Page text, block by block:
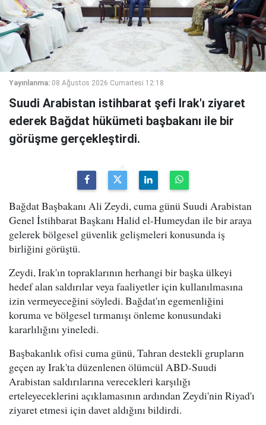
Yayınlanma: 08 Ağustos 2026 Cumartesi 12:18
Suudi Arabistan istihbarat şefi Irak'ı ziyaret
ederek Bağdat hükümeti başbakanı ile bir
görüşme gerçekleştirdi.
Bağdat Başbakanı Ali Zeydi, cuma günü Suudi Arabistan
Genel İstihbarat Başkanı Halid el-Humeydan ile bir araya
gelerek bölgesel güvenlik gelişmeleri konusunda iş
birliğini görüştü.
Zeydi, Irak'ın topraklarının herhangi bir başka ülkeyi
hedef alan saldırılar veya faaliyetler için kullanılmasına
izin vermeyeceğini söyledi. Bağdat'ın egemenliğini
koruma ve bölgesel tırmanışı önleme konusundaki
kararlılığını yineledi.
Başbakanlık ofisi cuma günü, Tahran destekli grupların
geçen ay Irak'ta düzenlenen ölümcül ABD-Suudi
Arabistan saldırılarına verecekleri karşılığı
erteleyeceklerini açıklamasının ardından Zeydi'nin Riyad'ı
ziyaret etmesi için davet aldığını bildirdi.